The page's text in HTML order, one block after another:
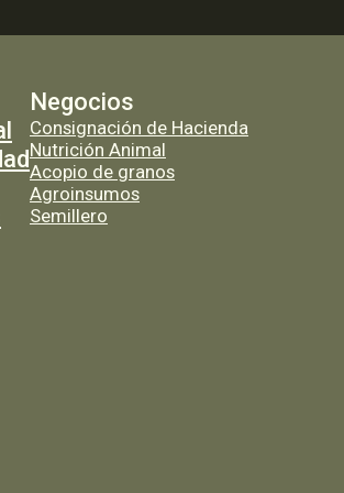
Negocios
Consignación de Hacienda
Nutrición Animal
Acopio de granos
Agroinsumos
Semillero